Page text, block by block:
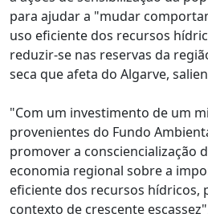
para ajudar a "mudar
uso eficiente dos recursos
reduzir-se nas reservas da
seca que afeta do Algarve,
"Com um investimento de um
provenientes do Fundo
promover a consciencialização
economia regional sobre a
eficiente dos recursos hídricos,
contexto de crescente